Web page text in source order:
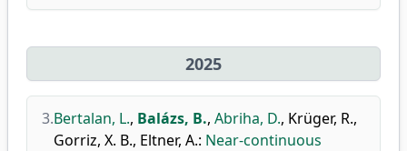
2025
3.Bertalan, L., Balázs, B., Abriha, D., Krüger, R.,
Gorriz, X. B., Eltner, A.: Near-continuous